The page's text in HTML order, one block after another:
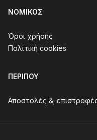
ΝΟΜΙΚΌΣ
Όροι χρήσης
Πολιτική cookies
ΠΕΡΊΠΟΥ
Αποστολές &;